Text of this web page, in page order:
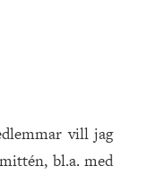
vill jag
bl.a. med